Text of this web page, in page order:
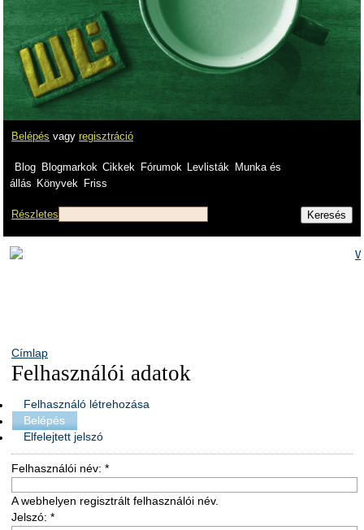
Belépés vagy regisztráció
Blog Blogmarkok Cikkek Fórumok Levlisták
Munka és
állás Könyvek Friss
Részletes
Címlap
Felhasználói adatok
Felhasználó létrehozása
Belépés
Elfelejtett jelszó
Felhasználói név: *
A webhelyen regisztrált felhasználói név.
Jelszó: *